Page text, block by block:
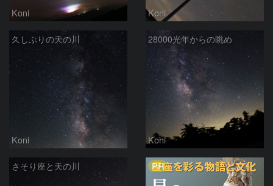
Koni Koni
久しぶりの天の川
Koni
28000光年からの眺め
Koni
さそり座と天の川 PR